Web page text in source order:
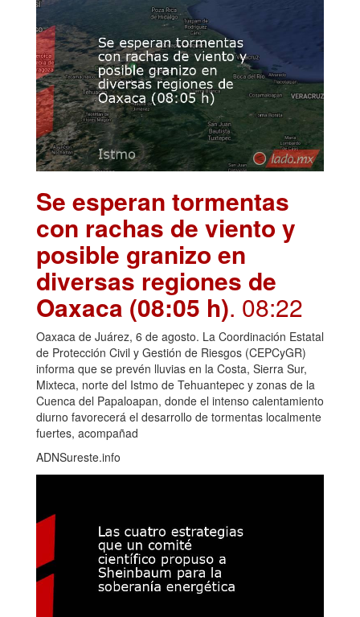
Se esperan tormentas
con rachas de viento y
posible granizo en
diversas regiones de
Oaxaca (08:05 h). 08:22
Oaxaca de Juárez, 6 de agosto. La Coordinación Estatal
de Protección Civil y Gestión de Riesgos (CEPCyGR)
informa que se prevén lluvias en la Costa, Sierra Sur,
Mixteca, norte del Istmo de Tehuantepec y zonas de la
Cuenca del Papaloapan, donde el intenso calentamiento
diurno favorecerá el desarrollo de tormentas localmente
fuertes, acompañad
ADNSureste.info